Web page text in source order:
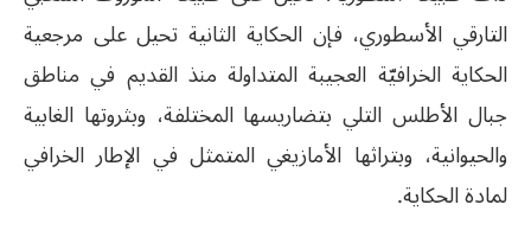
التارقي الأسطوري، فإن الحكاية الثانية تحيل على مرجعية
الحكاية الخرافيّة العجيبة المتداولة منذ القديم في مناطق
جبال الأطلس التلي بتضاريسها المختلفة، وبثروتها الغابية
والحيوانية، وبتراثها الأمازيغي المتمثل في الإطار الخرافي
لمادة الحكاية.